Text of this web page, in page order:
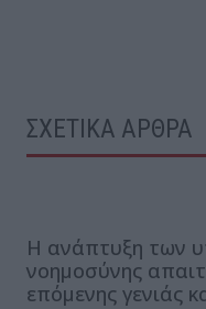
ΣΧΕΤΙΚΑ ΑΡΘΡΑ
H ανάπτυξη των
νοημοσύνης
επόμενης γενιάς